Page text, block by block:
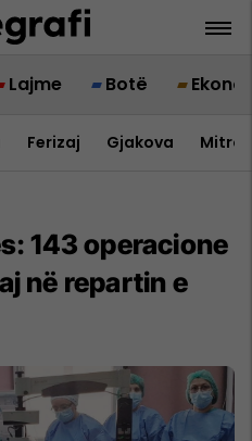
Lajme Botë
Ferizaj Gjakova
143 operacione
në repartin e